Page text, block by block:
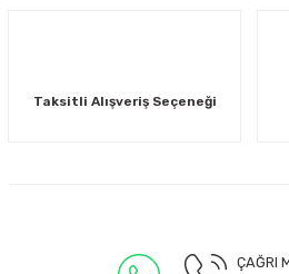
Taksitli Alışveriş Seçeneği
ÇAĞRI